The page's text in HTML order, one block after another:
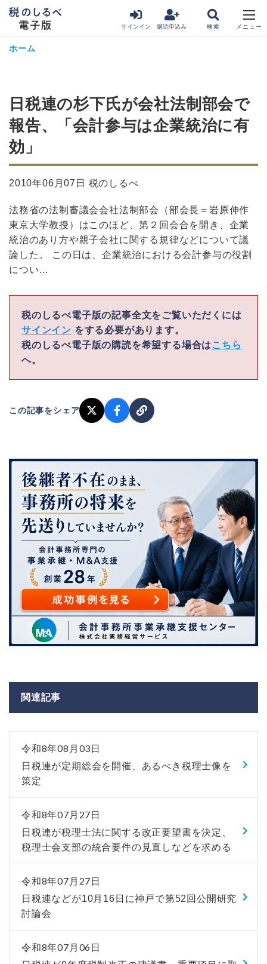
サインイン 購読申込み
ホーム
日税連の杉下氏が会社法制部会で
報告、「会計参与は企業統治に有
効」
2010年06月07日 税のしるべ
法務省の法制審議会会社法制部会（部会長＝岩原伸作
東京大学教授）はこのほど、第２回会合を開き、企業
統治のあり方や親子会社に関する規律などについて議
論した。 この日は、企業統治における会計参与の役割
につい…
税のしるべ電子版の記事全文をご覧いただくには
サインイン をする必要があります。
税のしるべ電子版の購読を希望する場合は こちら
へ。
この記事をシェア
関連記事
令和8年08月03日
日税連が定期総会を開催、あるべき税理士像を
策定
令和8年07月27日
日税連が税理士法に関する改正要望書を決定、
税理士会支部の統合要件の見直しなどを求める
令和8年07月27日
日税連などが10月16日に神戸で第52回公開研究
討論会
令和8年07月06日